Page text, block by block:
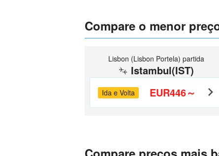
Compare o menor
Lisbon (Lisbon Portela) partida
Istambul(IST)
Ida e Volta EUR446～